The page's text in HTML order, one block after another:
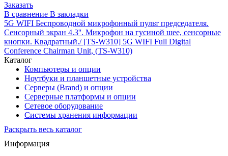
Заказать
В сравнение В закладки
5G WIFI Беспроводной микрофонный пульт председателя.
Сенсорный экран 4.3''. Микрофон на гусиной шее, сенсорные
кнопки. Квадратный./ [TS-W310] 5G WIFI Full Digital
Conference Chairman Unit, (TS-W310)
Каталог
Компьютеры и опции
Ноутбуки и планшетные устройства
Серверы (Brand) и опции
Серверные платформы и опции
Сетевое оборудование
Системы хранения информации
Раскрыть весь каталог
Информация